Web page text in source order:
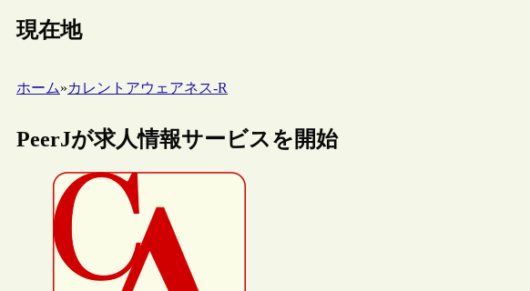
現在地
ホーム»カレントアウェアネス-R
PeerJが求人情報サービスを開始